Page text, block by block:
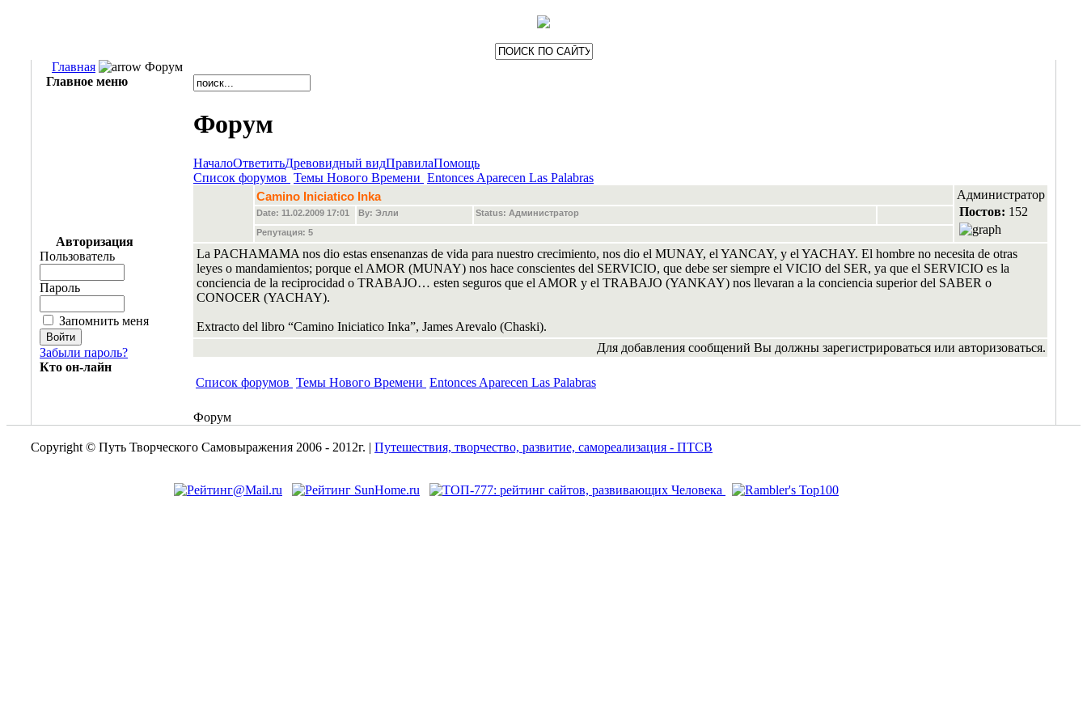
Главная
Форум
Главное меню
Авторизация
Пользователь
Пароль
Запомнить меня
Забыли пароль?
Кто он-лайн
Форум
НачалоОтветитьДревовидный видПравилаПомощь
Список форумов Темы Нового Времени Entonces Aparecen Las Palabras
Camino Iniciatico Inka
Date: 11.02.2009 17:01 By: Элли
Status: Администратор
Репутация: 5
Администратор
Постов: 152
La PACHAMAMA nos dio estas ensenanzas de vida para nuestro crecimiento, nos dio el MUNAY, el YANCAY, y el YACHAY. El hombre no necesita de otras
leyes o mandamientos; porque el AMOR (MUNAY) nos hace conscientes del SERVICIO, que debe ser siempre el VICIO del SER, ya que el SERVICIO es la
conciencia de la reciprocidad o TRABAJO… esten seguros que el AMOR y el TRABAJO (YANKAY) nos llevaran a la conciencia superior del SABER o
CONOCER (YACHAY).
Extracto del libro “Camino Iniciatico Inka”, James Arevalo (Chaski).
Для добавления сообщений Вы должны зарегистрироваться или авторизоваться.
Список форумов Темы Нового Времени Entonces Aparecen Las Palabras
Форум
Copyright © Путь Творческого Самовыражения 2006 - 2012г. | Путешествия, творчество, развитие, самореализация - ПТСВ